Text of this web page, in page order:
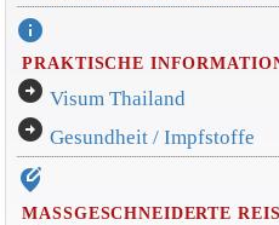
info
PRAKTISCHE
arrow_circle_right Visum Thailand
arrow_circle_right Gesundheit / Impfstoffe
edit_location_alt
MASSGESCHNEIDERTE